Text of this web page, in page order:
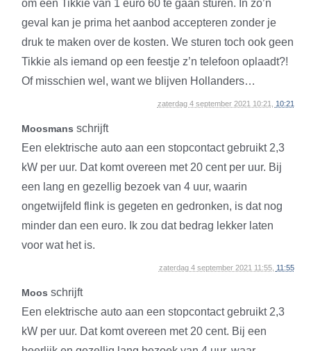
om een Tikkie van 1 euro 60 te gaan sturen. In zo’n
geval kan je prima het aanbod accepteren zonder je
druk te maken over de kosten. We sturen toch ook geen
Tikkie als iemand op een feestje z’n telefoon oplaadt?!
Of misschien wel, want we blijven Hollanders…
zaterdag 4 september 2021 10:21, 10:21
Moosmans schrijft
Een elektrische auto aan een stopcontact gebruikt 2,3
kW per uur. Dat komt overeen met 20 cent per uur. Bij
een lang en gezellig bezoek van 4 uur, waarin
ongetwijfeld flink is gegeten en gedronken, is dat nog
minder dan een euro. Ik zou dat bedrag lekker laten
voor wat het is.
zaterdag 4 september 2021 11:55, 11:55
Moos schrijft
Een elektrische auto aan een stopcontact gebruikt 2,3
kW per uur. Dat komt overeen met 20 cent. Bij een